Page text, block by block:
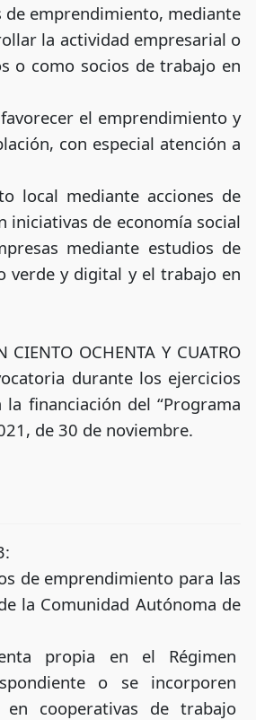
emprendimiento, mediante
la actividad empresarial o
o como socios de trabajo en
el emprendimiento y
con especial atención a
local mediante acciones de
de economía social
mediante estudios de
verde y digital y el trabajo en
OCHENTA Y CUATRO
durante los ejercicios
financiación del “Programa
de 30 de noviembre.
de emprendimiento para las
la Comunidad Autónoma de
propia en el Régimen
o se incorporen
en cooperativas de trabajo